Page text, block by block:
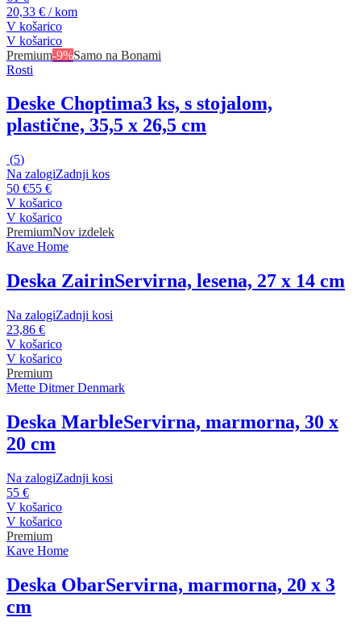
20,33 € / kom
V košarico
V košarico
Premium-9%Samo na Bonami
Rosti
Deske Choptima3 ks, s stojalom,
plastične, 35,5 x 26,5 cm
(5)
Na zalogiZadnji kos
50 €55 €
V košarico
V košarico
PremiumNov izdelek
Kave Home
Deska ZairinServirna, lesena, 27 x 14 cm
Na zalogiZadnji kosi
23,86 €
V košarico
V košarico
Premium
Mette Ditmer Denmark
Deska MarbleServirna, marmorna, 30 x
20 cm
Na zalogiZadnji kosi
55 €
V košarico
V košarico
Premium
Kave Home
Deska ObarServirna, marmorna, 20 x 3
cm